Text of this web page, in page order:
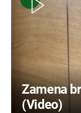
Zamena
(Video)